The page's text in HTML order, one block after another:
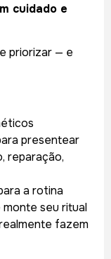
cuidado e
priorizar — e
presentear
reparação,
a rotina
monte seu ritual
fazem